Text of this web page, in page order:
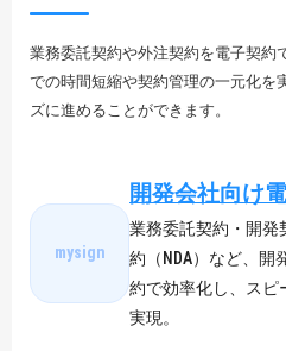
業務委託契約や外注契約を電子契約
での時間短縮や契約管理の一元化を
ズに進めることができます。
mysign
開発会社向け
業務委託契約・開発
約（NDA）など、開
約で効率化し、スピ
実現。